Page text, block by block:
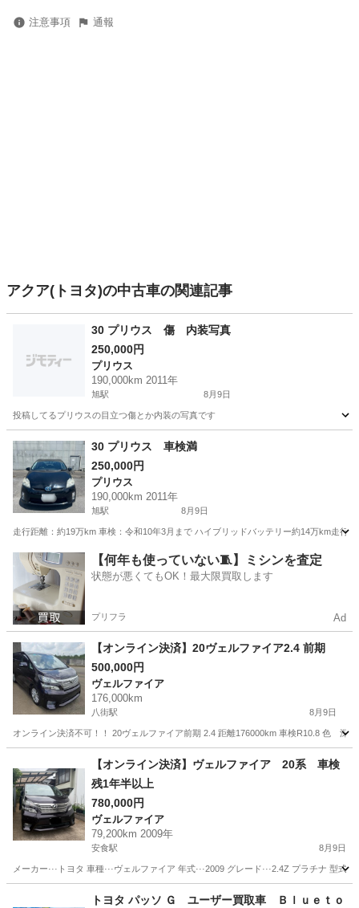
注意事項 通報
アクア(トヨタ)の中古車の関連記事
30 プリウス 傷 内装写真
250,000円
プリウス
190,000km 2011年
旭駅 8月9日
投稿してるプリウスの目立つ傷とか内装の写真です
千葉 旭市 プリウス 内装
30 プリウス 車検満
250,000円
プリウス
190,000km 2011年
旭駅 8月9日
走行距離：約19万km 車検：令和10年3月まで ハイブリッドバッテリー約14万km走行
千葉 旭市 旭駅 プリウス
【何年も使っていない🧵】ミシンを査定
状態が悪くてもOK！最大限買取します
プリフラ Ad
【オンライン決済】20ヴェルファイア2.4 前期
500,000円
ヴェルファイア
176,000km
八街駅 8月9日
オンライン決済不可！！ 20ヴェルファイア前期 2.4 距離176000km 車検R10.8 色 深
八街駅 ヴェルファイア
【オンライン決済】ヴェルファイア 20系 車検
残1年半以上
780,000円
ヴェルファイア
79,200km 2009年
安食駅 8月9日
メーカー···トヨタ 車種···ヴェルファイア 年式···2009 グレード···2.4Z プラチナ 型式
安食駅 ヴェルファイア
トヨタ パッソ Ｇ ユーザー買取車 Ｂｌｕｅｔｏ